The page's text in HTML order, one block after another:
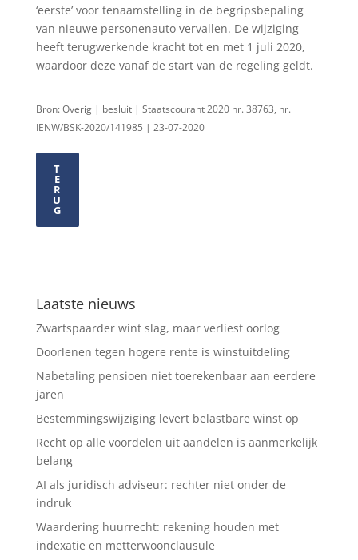
‘eerste’ voor tenaamstelling in de begripsbepaling
van nieuwe personenauto vervallen. De wijziging
heeft terugwerkende kracht tot en met 1 juli 2020,
waardoor deze vanaf de start van de regeling geldt.
Bron: Overig | besluit | Staatscourant 2020 nr. 38763, nr.
IENW/BSK-2020/141985 | 23-07-2020
T
E
R
U
G
Laatste nieuws
Zwartspaarder wint slag, maar verliest oorlog
Doorlenen tegen hogere rente is winstuitdeling
Nabetaling pensioen niet toerekenbaar aan eerdere
jaren
Bestemmingswijziging levert belastbare winst op
Recht op alle voordelen uit aandelen is aanmerkelijk
belang
AI als juridisch adviseur: rechter niet onder de
indruk
Waardering huurrecht: rekening houden met
indexatie en metterwoonclausule